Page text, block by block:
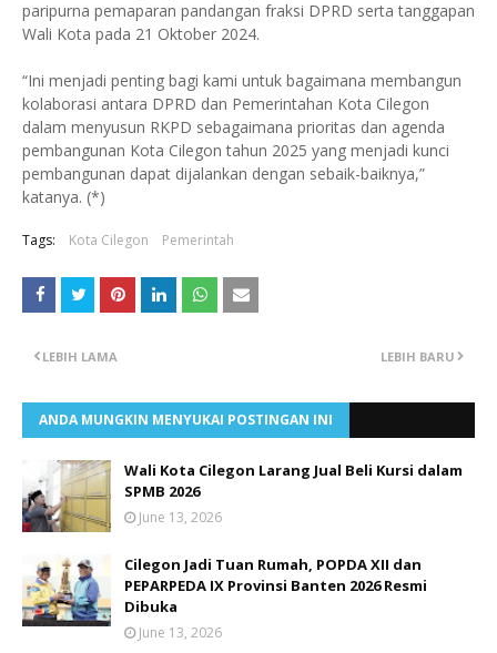
paripurna pemaparan pandangan fraksi DPRD serta tanggapan
Wali Kota pada 21 Oktober 2024.
“Ini menjadi penting bagi kami untuk bagaimana membangun
kolaborasi antara DPRD dan Pemerintahan Kota Cilegon
dalam menyusun RKPD sebagaimana prioritas dan agenda
pembangunan Kota Cilegon tahun 2025 yang menjadi kunci
pembangunan dapat dijalankan dengan sebaik-baiknya,”
katanya. (*)
Tags: Kota Cilegon Pemerintah
LEBIH BARU
LEBIH LAMA
ANDA MUNGKIN MENYUKAI POSTINGAN INI
Wali Kota Cilegon Larang Jual Beli Kursi dalam
SPMB 2026
June 13, 2026
Cilegon Jadi Tuan Rumah, POPDA XII dan
PEPARPEDA IX Provinsi Banten 2026 Resmi
Dibuka
June 13, 2026